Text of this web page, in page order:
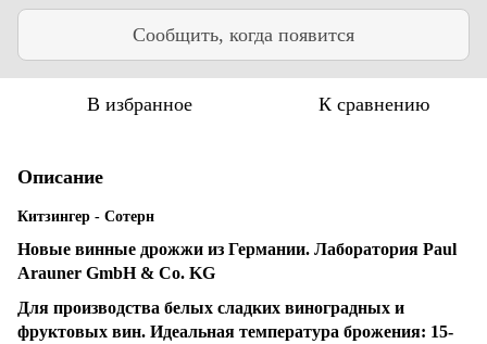
Сообщить, когда появится
В избранное К сравнению
Описание
Китзингер - Сотерн
Новые винные дрожжи из Германии. Лаборатория Paul
Arauner GmbH & Co. KG
Для производства белых сладких виноградных и
фруктовых вин. Идеальная температура брожения: 15-